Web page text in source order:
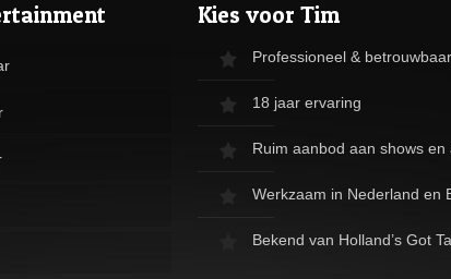
Kies voor Tim
Professioneel & betrouwbaar
18 jaar ervaring
Ruim aanbod aan shows en
Werkzaam in Nederland en
Bekend van Holland’s Got